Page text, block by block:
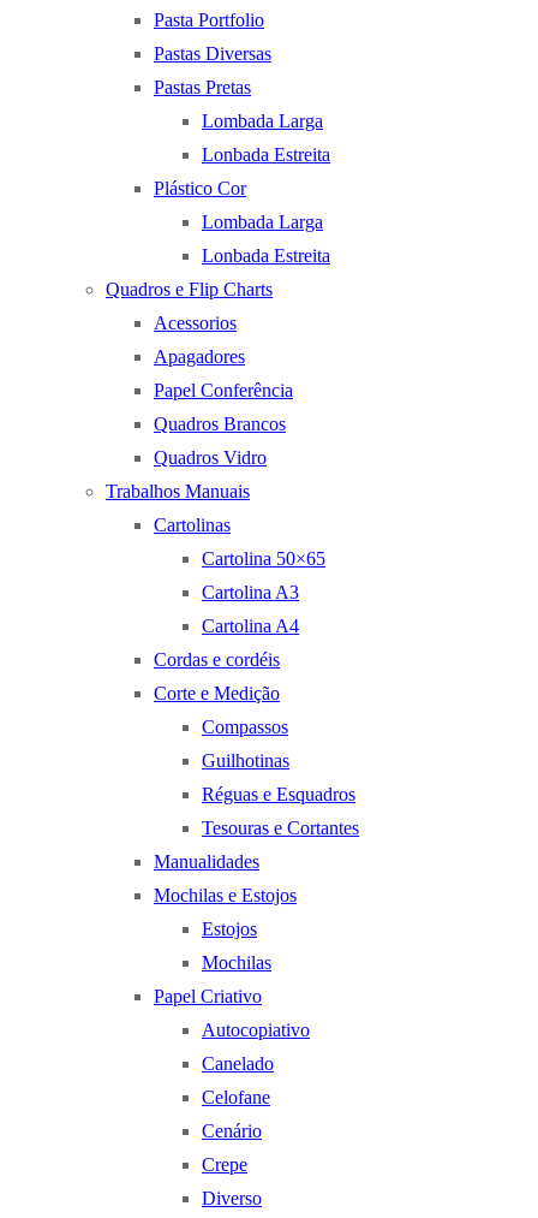
Pasta Portfolio
Pastas Diversas
Pastas Pretas
Lombada Larga
Lonbada Estreita
Plástico Cor
Lombada Larga
Lonbada Estreita
Quadros e Flip Charts
Acessorios
Apagadores
Papel Conferência
Quadros Brancos
Quadros Vidro
Trabalhos Manuais
Cartolinas
Cartolina 50×65
Cartolina A3
Cartolina A4
Cordas e cordéis
Corte e Medição
Compassos
Guilhotinas
Réguas e Esquadros
Tesouras e Cortantes
Manualidades
Mochilas e Estojos
Estojos
Mochilas
Papel Criativo
Autocopiativo
Canelado
Celofane
Cenário
Crepe
Diverso